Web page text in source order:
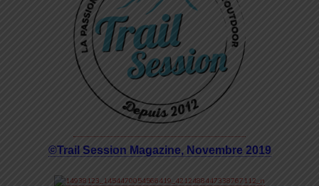
©Trail Session Magazine, Novembre 2019